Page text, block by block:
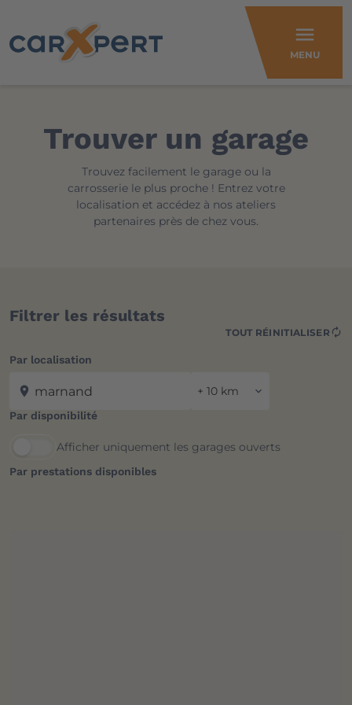
MENU
menu
Trouver un garage
Trouvez facilement le garage ou la
carrosserie le plus proche ! Entrez votre
localisation et accédez à nos ateliers
partenaires près de chez vous.
Filtrer les résultats
TOUT RÉINITIALISER autorenew
Par localisation
location_on
expand_more
Par disponibilité
Afficher uniquement les garages ouverts
Par prestations disponibles